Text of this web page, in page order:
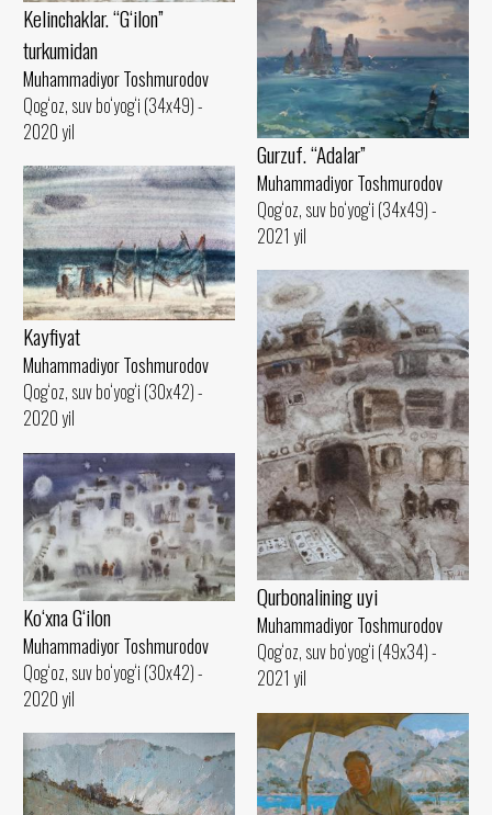
Kelinchaklar. “G‘ilon”
turkumidan
Muhammadiyor Toshmurodov
Qog‘oz, suv bo‘yog‘i (34x49) -
2020 yil
Gurzuf. “Adalar”
Muhammadiyor Toshmurodov
Qog‘oz, suv bo‘yog‘i (34x49) -
2021 yil
Kayfiyat
Muhammadiyor Toshmurodov
Qog‘oz, suv bo‘yog‘i (30x42) -
2020 yil
Qurbonalining uyi
Muhammadiyor Toshmurodov
Qog‘oz, suv bo‘yog‘i (49x34) -
2021 yil
Ko‘xna G‘ilon
Muhammadiyor Toshmurodov
Qog‘oz, suv bo‘yog‘i (30x42) -
2020 yil